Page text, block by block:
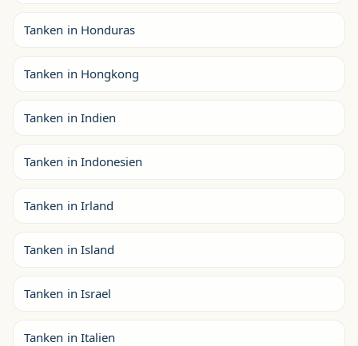
Tanken in Honduras
Tanken in Hongkong
Tanken in Indien
Tanken in Indonesien
Tanken in Irland
Tanken in Island
Tanken in Israel
Tanken in Italien